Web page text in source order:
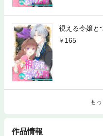
視える令嬢
165
も
作品情報